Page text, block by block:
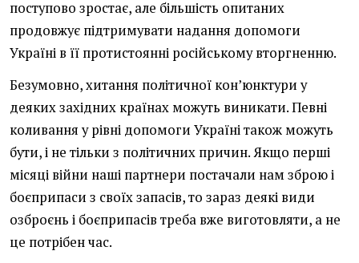
поступово зростає, але більшість опитаних
продовжує підтримувати надання допомоги
Україні в її протистоянні російському вторгненню.
Безумовно, хитання політичної кон’юнктури у
деяких західних країнах можуть виникати. Певні
коливання у рівні допомоги Україні також можуть
бути, і не тільки з політичних причин. Якщо перші
місяці війни наші партнери постачали нам зброю і
боєприпаси з своїх запасів, то зараз деякі види
озброєнь і боєприпасів треба вже виготовляти, а не
це потрібен час.